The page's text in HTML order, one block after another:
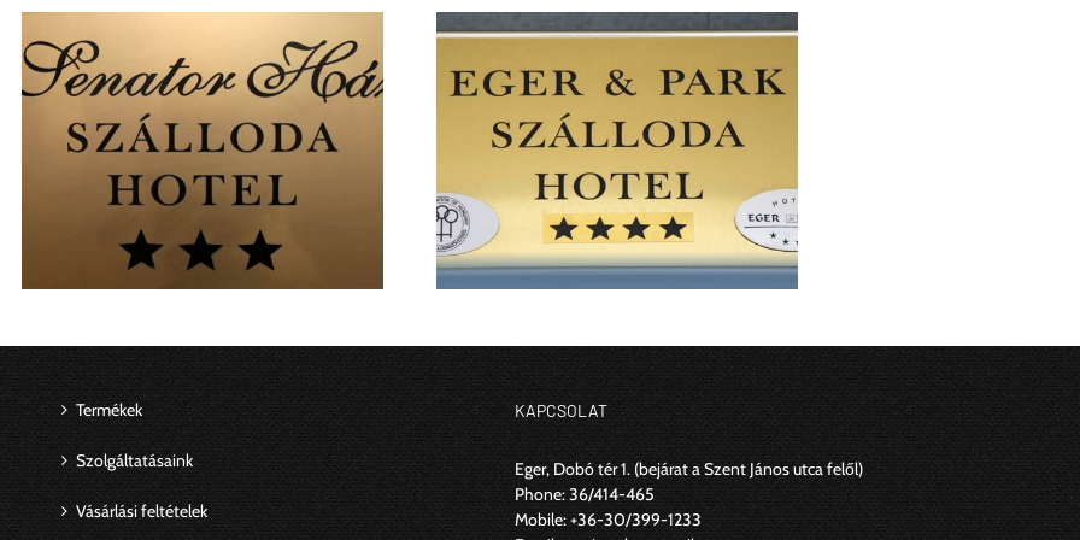
és sikert hoz
Termékek
Szolgáltatásaink
Vásárlási feltételek
KAPCSOLAT
Eger, Dobó tér 1.(bejárat a Szent János utca felől)
Phone:36/414-465
Mobile:+36-30/399-1233